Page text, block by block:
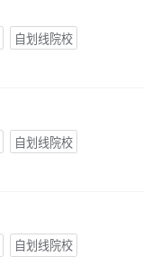
自划线院校
自划线院校
自划线院校